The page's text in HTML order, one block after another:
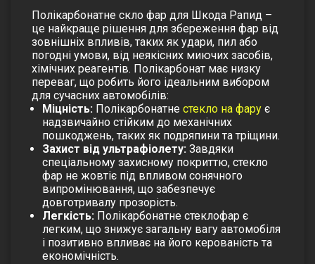
Полікарбонатне скло фар для Шкода Рапид –
це найкраще рішення для збереження фар від
зовнішніх впливів, таких як удари, пил або
погодні умови, від неякісних миючих засобів,
хімічних реагентів. Полікарбонат має низку
переваг, що робить його ідеальним вибором
для сучасних автомобілів:
Міцність: Полікарбонатне стекло на фару є
надзвичайно стійким до механічних
пошкоджень, таких як подряпини та тріщини.
Захист від ультрафіолету: Завдяки
спеціальному захисному покриттю, стекло
фар не жовтіє під впливом сонячного
випромінювання, що забезпечує
довготривалу прозорість.
Легкість: Полікарбонатне стеклофар є
легким, що знижує загальну вагу автомобіля
і позитивно впливає на його керованість та
економічність.